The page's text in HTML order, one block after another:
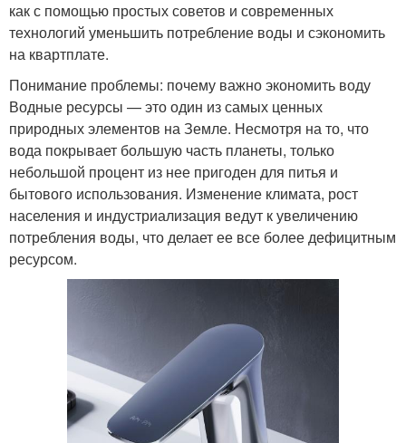
как с помощью простых советов и современных
технологий уменьшить потребление воды и сэкономить
на квартплате.
Понимание проблемы: почему важно экономить воду
Водные ресурсы — это один из самых ценных
природных элементов на Земле. Несмотря на то, что
вода покрывает большую часть планеты, только
небольшой процент из нее пригоден для питья и
бытового использования. Изменение климата, рост
населения и индустриализация ведут к увеличению
потребления воды, что делает ее все более дефицитным
ресурсом.